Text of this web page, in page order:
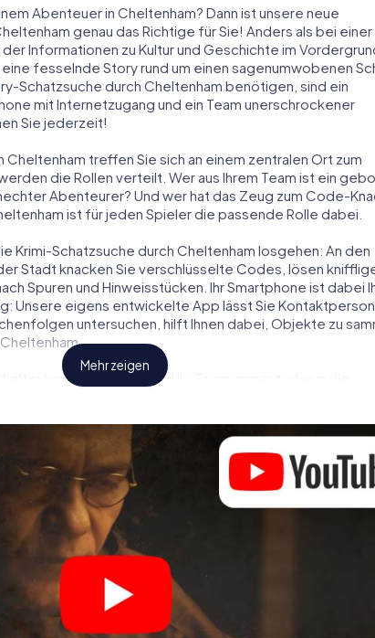
Abenteuer in Cheltenham? Dann ist unsere neue
genau das Richtige für Sie! Anders als bei einer
Informationen zu Kultur und Geschichte im
fesselnde Story rund um einen sagenumwobenen
Schatzsuche durch Cheltenham benötigen, sind ein
mit Internetzugang und ein Team unerschrockener
Sie jederzeit!
Cheltenham treffen Sie sich an einem zentralen Ort zum
die Rollen verteilt. Wer aus Ihrem Team ist ein
Abenteurer? Und wer hat das Zeug zum Code-
ist für jeden Spieler die passende Rolle dabei.
Krimi-Schatzsuche durch Cheltenham losgehen: An den
Stadt knacken Sie verschlüsselte Codes, lösen
Spuren und Hinweisstücken. Ihr Smartphone ist dabei
Unsere eigens entwickelte App lässt Sie
untersuchen, hilft Ihnen dabei, Objekte zu
tauchen Sie und Ihr Team immer tiefer in die
Mehr zeigen